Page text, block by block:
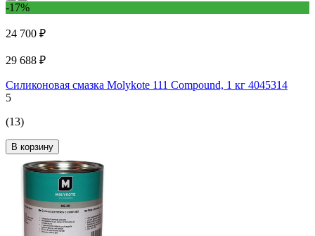
-17%
24 700 ₽
29 688 ₽
Силиконовая смазка Molykote 111 Compound, 1 кг 4045314
5
(13)
В корзину